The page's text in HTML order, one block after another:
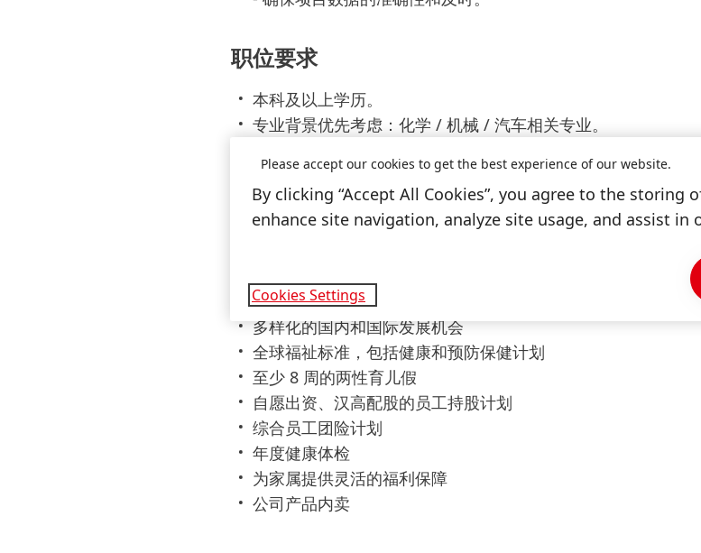
职位要求
本科及以上学历。
专业背景优先考虑：化学 / 机械 / 汽车相关专业。
具备清晰的目标导向和结果意识。
工作积极主动，具有较强的责任感与自我驱动力。
弹性的工作时间，混合式办公场所，还有每年最多30天的跨国
多样化的国内和国际发展机会
全球福祉标准，包括健康和预防保健计划
至少 8 周的两性育儿假
自愿出资、汉高配股的员工持股计划
综合员工团险计划
年度健康体检
为家属提供灵活的福利保障
公司产品内卖
Please accept our cookies to get the best experience of our website.
By clicking “Accept All Cookies”, you agree to the storing
enhance site navigation, analyze site usage, and assist
Cookies Settings